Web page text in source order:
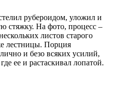
рубероидом, уложил и
стяжку. На фото, процесс –
листов старого
лестницы. Порция
и безо всяких усилий,
ее и растаскивал лопатой.